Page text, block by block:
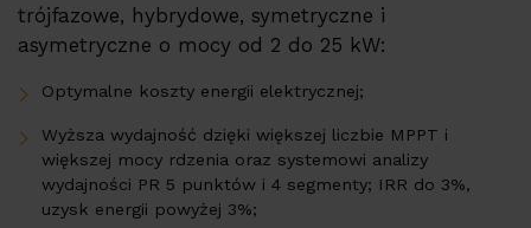
trójfazowe, hybrydowe, symetryczne i
asymetryczne o mocy od 2 do 25 kW:
Optymalne koszty energii elektrycznej;
Wyższa wydajność dzięki większej liczbie MPPT i
większej mocy rdzenia oraz systemowi analizy
wydajności PR 5 punktów i 4 segmenty; IRR do 3%,
uzysk energii powyżej 3%;